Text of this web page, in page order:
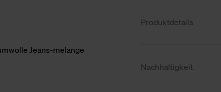
Produktdetails
Nachhaltigkeit